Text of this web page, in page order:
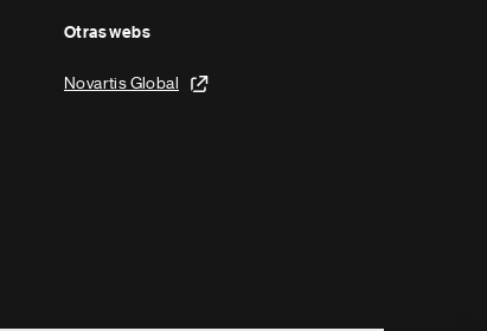
Otras webs
Novartis Global